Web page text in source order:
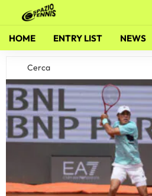
HOME ENTRY LIST NEWS